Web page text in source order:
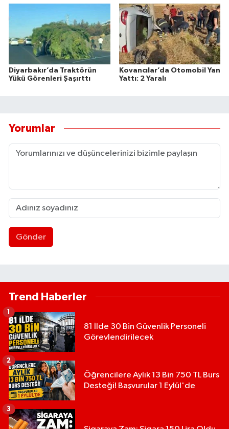
Diyarbakır’da Traktörün
Yükü Görenleri Şaşırttı
Kovancılar’da Otomobil Yan
Yattı: 2 Yaralı
Yorumlar
Gönder
Trend Haberler
81 İlde 30 Bin Güvenlik Personeli
Görevlendirilecek
1
Öğrencilere Aylık 13 Bin 750 TL Burs
Desteği! Başvurular 1 Eylül'de
2
3